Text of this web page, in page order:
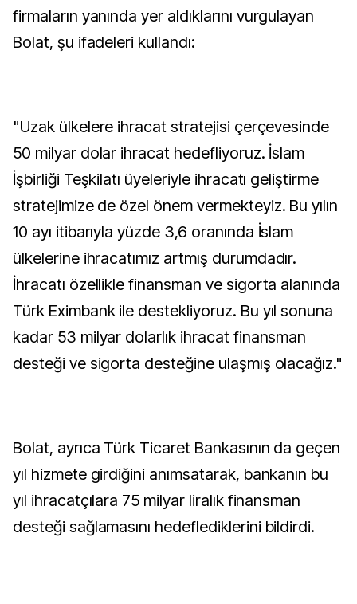
firmaların yanında yer aldıklarını vurgulayan
Bolat, şu ifadeleri kullandı:
"Uzak ülkelere ihracat stratejisi çerçevesinde
50 milyar dolar ihracat hedefliyoruz. İslam
İşbirliği Teşkilatı üyeleriyle ihracatı geliştirme
stratejimize de özel önem vermekteyiz. Bu yılın
10 ayı itibarıyla yüzde 3,6 oranında İslam
ülkelerine ihracatımız artmış durumdadır.
İhracatı özellikle finansman ve sigorta alanında
Türk Eximbank ile destekliyoruz. Bu yıl sonuna
kadar 53 milyar dolarlık ihracat finansman
desteği ve sigorta desteğine ulaşmış olacağız."
Bolat, ayrıca Türk Ticaret Bankasının da geçen
yıl hizmete girdiğini anımsatarak, bankanın bu
yıl ihracatçılara 75 milyar liralık finansman
desteği sağlamasını hedeflediklerini bildirdi.